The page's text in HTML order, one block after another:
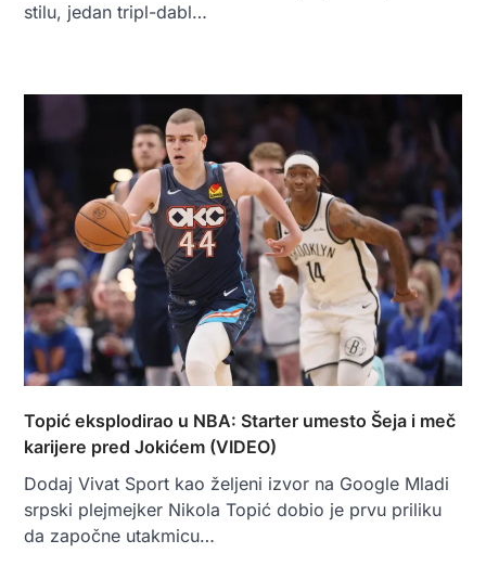
stilu, jedan tripl-dabl…
Topić eksplodirao u NBA: Starter umesto Šeja i meč
karijere pred Jokićem (VIDEO)
Dodaj Vivat Sport kao željeni izvor na Google Mladi
srpski plejmejker Nikola Topić dobio je prvu priliku
da započne utakmicu…